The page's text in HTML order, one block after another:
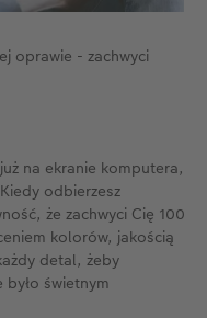
oprawie - zachwyci
na ekranie komputera,
odbierzesz
że zachwyci Cię 100
kolorów, jakością
detal, żeby
świetnym